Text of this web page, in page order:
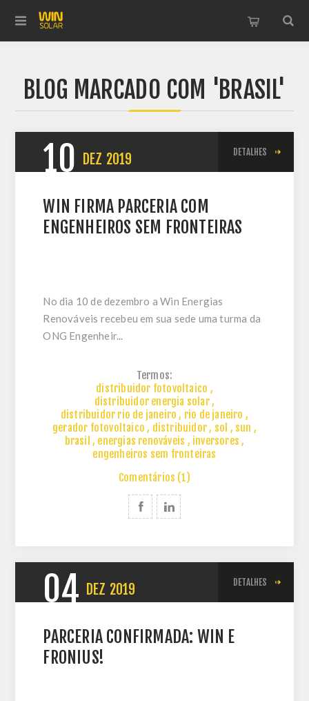
BLOG MARCADO COM 'BRASIL'
10 DEZ 2019 DETALHES
WIN FIRMA PARCERIA COM
ENGENHEIROS SEM FRONTEIRAS
No dia 10 de dezembro a Win Energias
Renováveis recebeu em sua sede uma turma da
ONG Engenheir...
Termos:
distribuidor fotovoltaico ,
distribuidor energia solar,
distribuidor rio de janeiro , rio de janeiro ,
gerador fotovoltaico , distribuidor, sol , sun ,
brasil , energias renováveis , inversores ,
engenheiros sem fronteiras
Comentários (1)
04 DEZ 2019 DETALHES
PARCERIA CONFIRMADA: WIN E
FRONIUS!